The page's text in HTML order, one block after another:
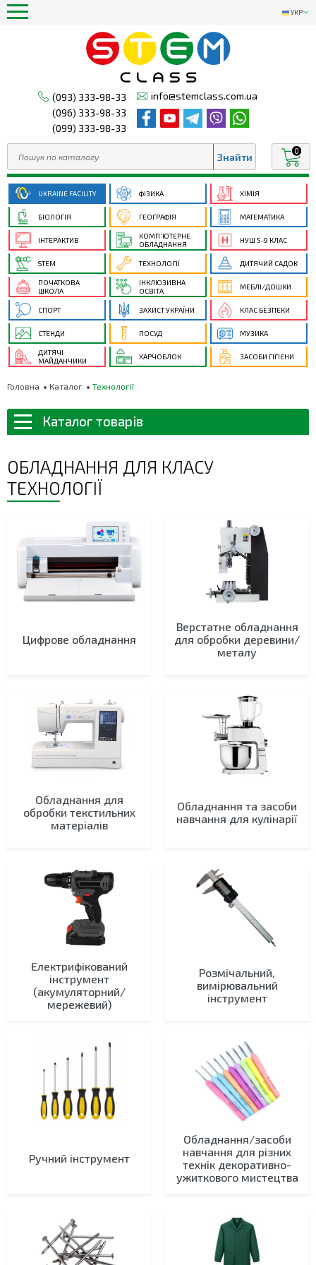
УКР
(093) 333-98-33
(096) 333-98-33
(099) 333-98-33
info@stemclass.com.ua
0
UKRAINE FACILITY ФІЗИКА ХІМІЯ
БІОЛОГІЯ ГЕОГРАФІЯ МАТЕМАТИКА
ІНТЕРАКТИВ
КОМП’ЮТЕРНЕ
ОБЛАДНАННЯ
НУШ 5-9 КЛАС
STEM ТЕХНОЛОГІЇ ДИТЯЧИЙ САДОК
ПОЧАТКОВА
ШКОЛА
ІНКЛЮЗИВНА
ОСВІТА
МЕБЛІ/ДОШКИ
СПОРТ ЗАХИСТ УКРАЇНИ КЛАС БЕЗПЕКИ
СТЕНДИ ПОСУД МУЗИКА
ДИТЯЧІ
МАЙДАНЧИКИ
ХАРЧОБЛОК ЗАСОБИ ГІГІЄНИ
Головна Каталог Технології
Каталог товарів
ОБЛАДНАННЯ ДЛЯ КЛАСУ
ТЕХНОЛОГІЇ
Цифрове обладнання
Верстатне обладнання
для обробки деревини/
металу
Обладнання для
обробки текстильних
матеріалів
Обладнання та засоби
навчання для кулінарії
Електрифікований
інструмент
(акумуляторний/
мережевий)
Розмічальний,
вимірювальний
інструмент
Ручний інструмент
Обладнання/засоби
навчання для різних
технік декоративно-
ужиткового мистецтва